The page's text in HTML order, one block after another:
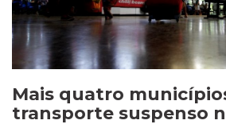
Mais quatro
transporte suspenso